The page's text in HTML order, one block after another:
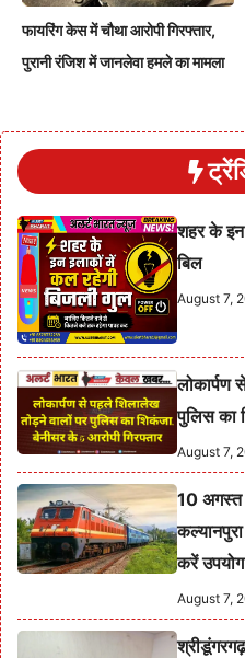
फायरिंग केस में चौथा आरोपी गिरफ्तार,
पुरानी रंजिश में जानलेवा हमले का मामला
शहर के इन
बिल
August 7,
लोकार्पण
पुलिस का
August 7,
10 अगस्त
करें उपयोग
August 7,